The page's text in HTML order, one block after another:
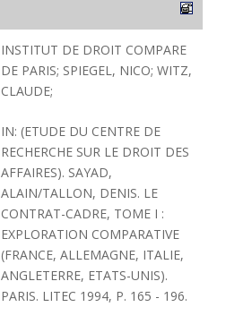
INSTITUT DE DROIT COMPARE
DE PARIS; SPIEGEL, NICO; WITZ,
CLAUDE;
IN: (ETUDE DU CENTRE DE
RECHERCHE SUR LE DROIT DES
AFFAIRES). SAYAD,
ALAIN/TALLON, DENIS. LE
CONTRAT-CADRE, TOME I :
EXPLORATION COMPARATIVE
(FRANCE, ALLEMAGNE, ITALIE,
ANGLETERRE, ETATS-UNIS).
PARIS. LITEC 1994, P. 165 - 196.